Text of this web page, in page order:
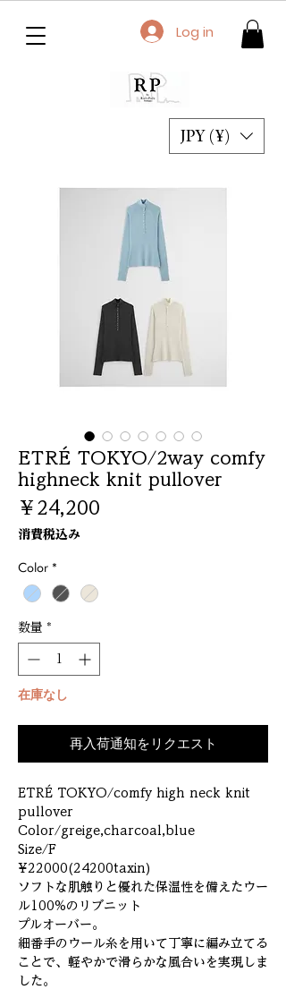
JPY (¥)
Log in
ETRÉ TOKYO/2way comfy
highneck knit pullover
￥24,200
消費税込み
Color *
数量 *
在庫なし
再入荷通知をリクエスト
ETRÉ TOKYO/comfy high neck knit
pullover
Color/greige,charcoal,blue
Size/F
¥22000(24200taxin)
ソフトな肌触りと優れた保温性を備えたウー
ル100%のリブニット
プルオーバー。
細番手のウール糸を用いて丁寧に編み立てる
ことで、軽やかで滑らかな風合いを実現しま
した。